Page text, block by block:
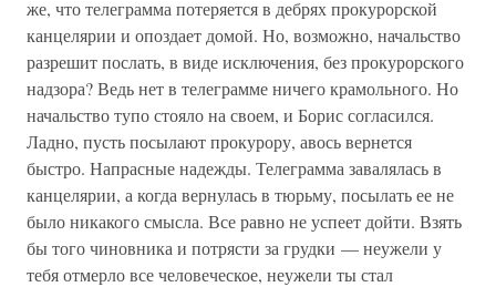
же, что телеграмма потеряется в дебрях прокурорской
канцелярии и опоздает домой. Но, возможно, начальство
разрешит послать, в виде исключения, без прокурорского
надзора? Ведь нет в телеграмме ничего крамольного. Но
начальство тупо стояло на своем, и Борис согласился.
Ладно, пусть посылают прокурору, авось вернется
быстро. Напрасные надежды. Телеграмма завалялась в
канцелярии, а когда вернулась в тюрьму, посылать ее не
было никакого смысла. Все равно не успеет дойти. Взять
бы того чиновника и потрясти за грудки — неужели у
тебя отмерло все человеческое, неужели ты стал